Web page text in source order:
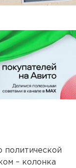
политической
– колонка